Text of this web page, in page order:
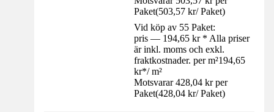
Paket(503,57 kr/ Paket)
Vid köp av 55 Paket:
pris — 194,65 kr * Alla priser
är inkl. moms och exkl.
fraktkostnader. per m²194,65
kr*/ m²
Motsvarar 428,04 kr per
Paket(428,04 kr/ Paket)